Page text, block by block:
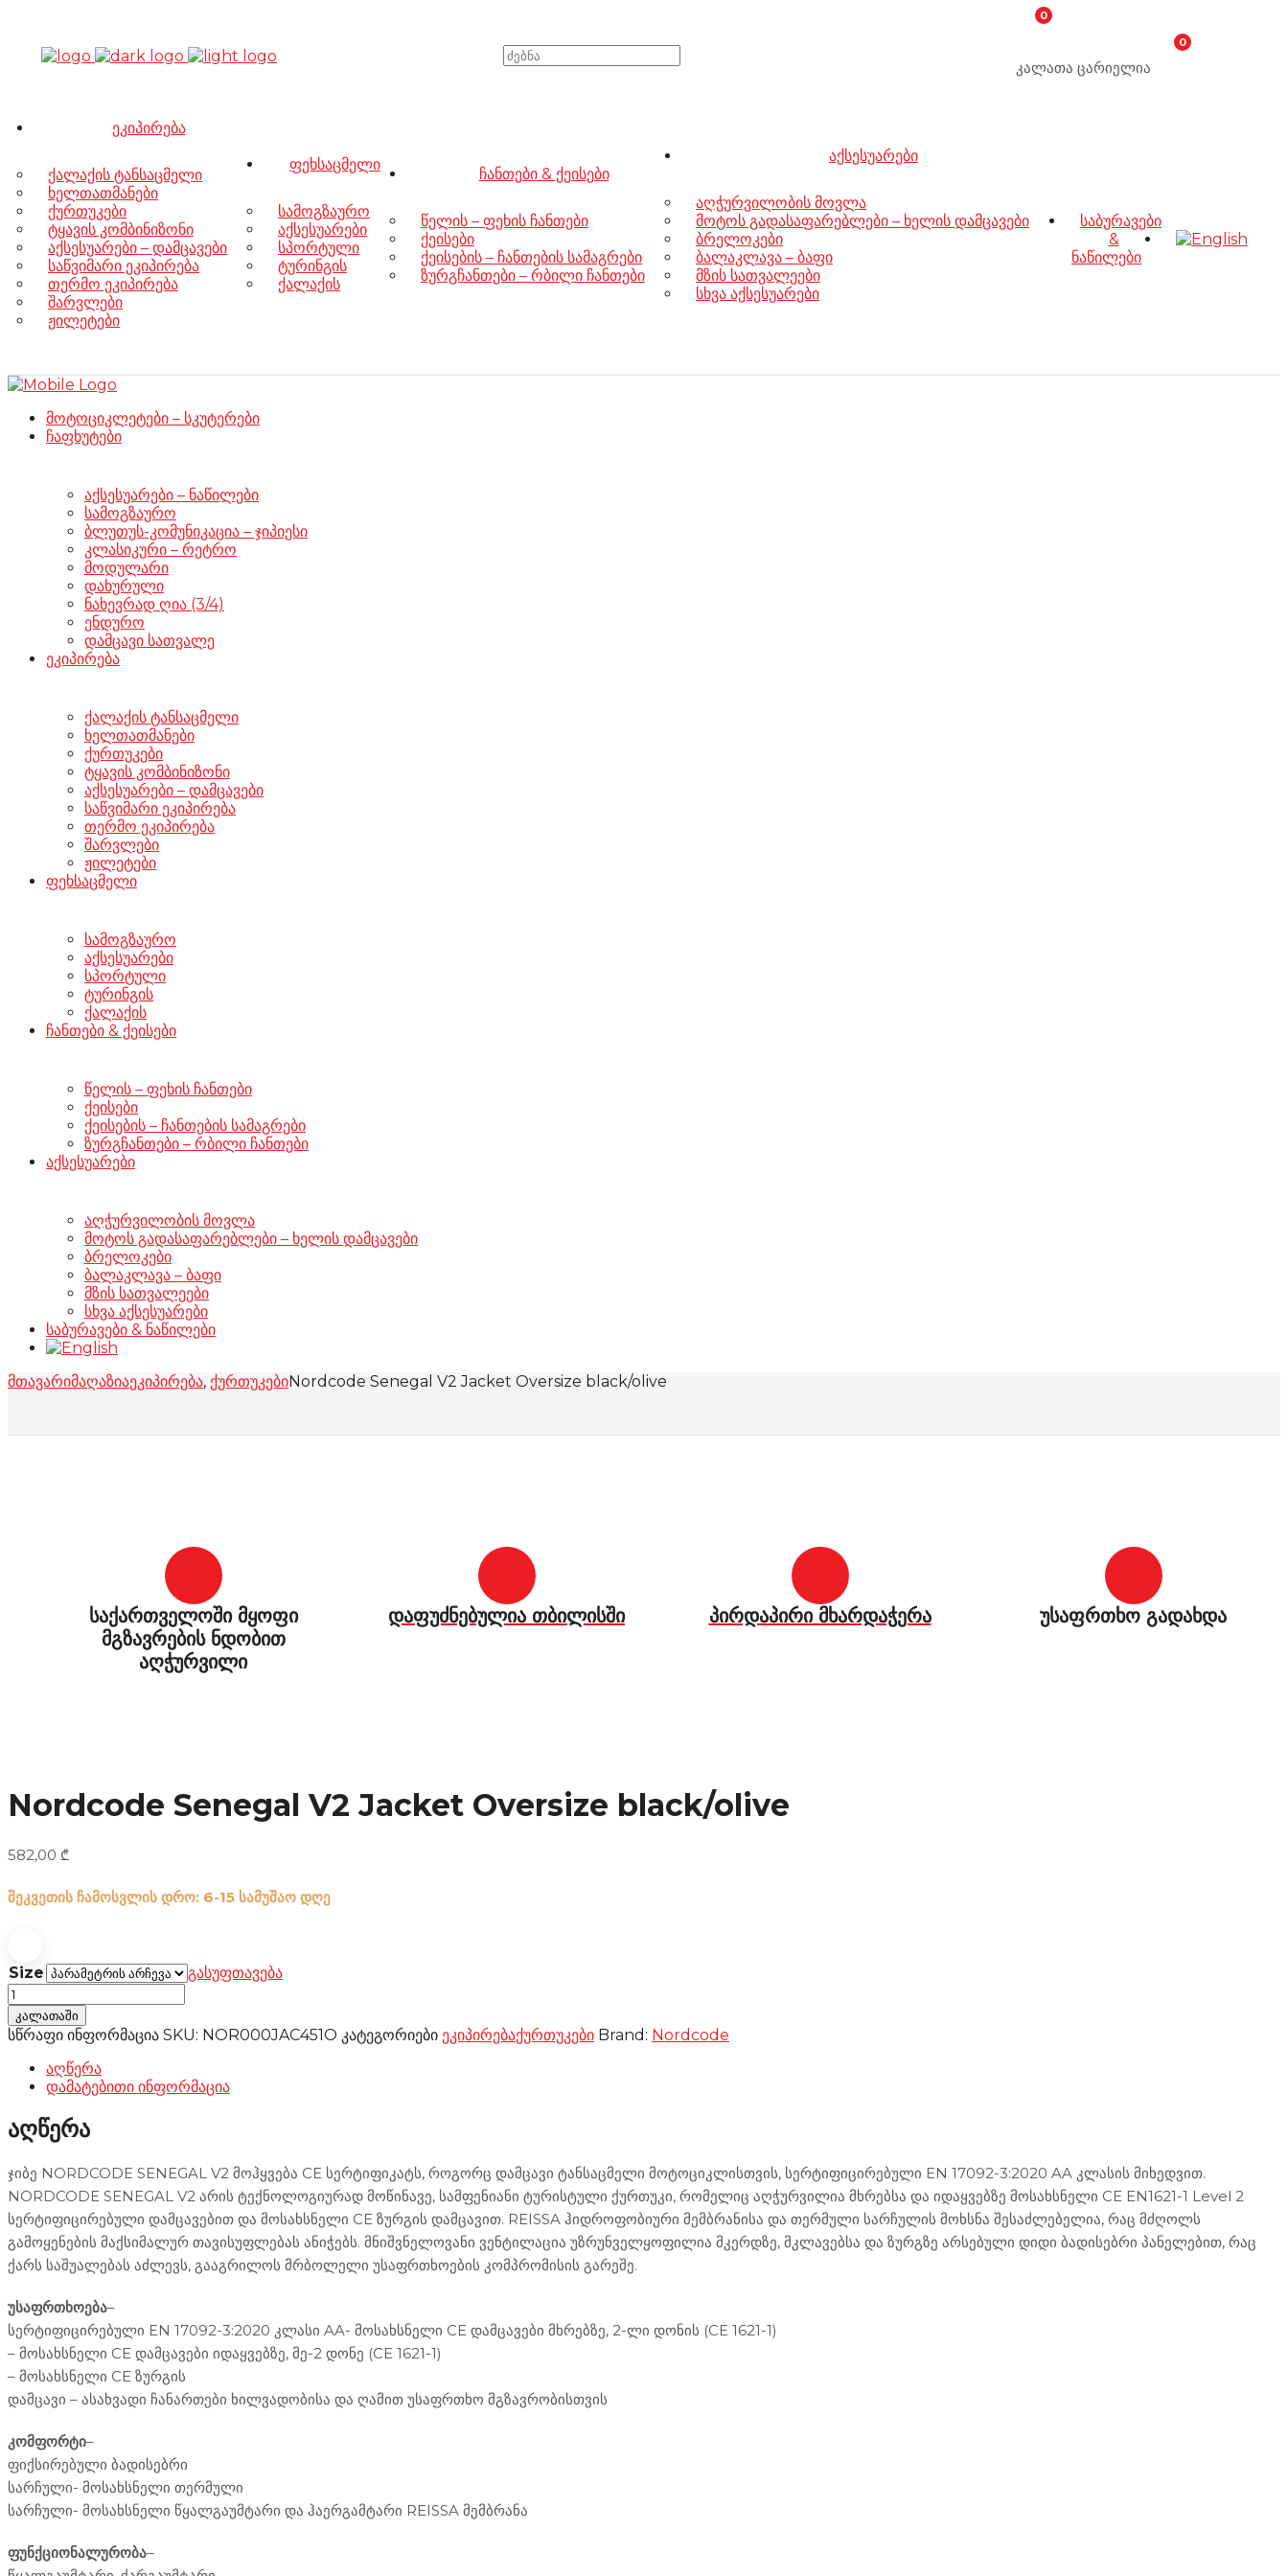
0
კალათა ცარიელია
0
ეკიპირება
ქალაქის ტანსაცმელი
ხელთათმანები
ქურთუკები
ტყავის კომბინიზონი
აქსესუარები – დამცავები
საწვიმარი ეკიპირება
თერმო ეკიპირება
შარვლები
ჟილეტები
ფეხსაცმელი
სამოგზაურო
აქსესუარები
სპორტული
ტურინგის
ქალაქის
ჩანთები & ქეისები
წელის – ფეხის ჩანთები
ქეისები
ქეისების – ჩანთების სამაგრები
ზურგჩანთები – რბილი ჩანთები
აქსესუარები
აღჭურვილობის მოვლა
მოტოს გადასაფარებლები – ხელის დამცავები
ბრელოკები
ბალაკლავა – ბაფი
მზის სათვალეები
სხვა აქსესუარები
საბურავები
&
ნაწილები
მოტოციკლეტები – სკუტერები
ჩაფხუტები
აქსესუარები – ნაწილები
სამოგზაურო
ბლუთუს-კომუნიკაცია – ჯიპიესი
კლასიკური – რეტრო
მოდულარი
დახურული
ნახევრად ღია (3/4)
ენდურო
დამცავი სათვალე
ეკიპირება
ქალაქის ტანსაცმელი
ხელთათმანები
ქურთუკები
ტყავის კომბინიზონი
აქსესუარები – დამცავები
საწვიმარი ეკიპირება
თერმო ეკიპირება
შარვლები
ჟილეტები
ფეხსაცმელი
სამოგზაურო
აქსესუარები
სპორტული
ტურინგის
ქალაქის
ჩანთები & ქეისები
წელის – ფეხის ჩანთები
ქეისები
ქეისების – ჩანთების სამაგრები
ზურგჩანთები – რბილი ჩანთები
აქსესუარები
აღჭურვილობის მოვლა
მოტოს გადასაფარებლები – ხელის დამცავები
ბრელოკები
ბალაკლავა – ბაფი
მზის სათვალეები
სხვა აქსესუარები
საბურავები & ნაწილები
მთავარიმაღაზიაეკიპირება, ქურთუკებიNordcode Senegal V2 Jacket Oversize black/olive
საქართველოში მყოფი
მგზავრების ნდობით
აღჭურვილი
დაფუძნებულია თბილისში პირდაპირი მხარდაჭერა უსაფრთხო გადახდა
Nordcode Senegal V2 Jacket Oversize black/olive
582,00 ₾
შეკვეთის ჩამოსვლის დრო: 6-15 სამუშაო დღე
Size
გასუფთავება
Nordcode
Senegal
V2
Jacket
Oversize
black/olive
რაოდენობა
კალათაში
სწრაფი ინფორმაცია SKU: NOR000JAC451O კატეგორიები ეკიპირებაქურთუკები Brand: Nordcode
აღწერა
დამატებითი ინფორმაცია
აღწერა
ჯიბე NORDCODE SENEGAL V2 მოჰყვება CE სერტიფიკატს, როგორც დამცავი ტანსაცმელი მოტოციკლისთვის, სერტიფიცირებული EN 17092-3:2020 AA კლასის მიხედვით.
NORDCODE SENEGAL V2 არის ტექნოლოგიურად მოწინავე, სამფენიანი ტურისტული ქურთუკი, რომელიც აღჭურვილია მხრებსა და იდაყვებზე მოსახსნელი CE EN1621-1 Level 2
სერტიფიცირებული დამცავებით და მოსახსნელი CE ზურგის დამცავით. REISSA ჰიდროფობიური მემბრანისა და თერმული სარჩულის მოხსნა შესაძლებელია, რაც მძღოლს
გამოყენების მაქსიმალურ თავისუფლებას ანიჭებს. მნიშვნელოვანი ვენტილაცია უზრუნველყოფილია მკერდზე, მკლავებსა და ზურგზე არსებული დიდი ბადისებრი პანელებით, რაც
ქარს საშუალებას აძლევს, გააგრილოს მრბოლელი უსაფრთხოების კომპრომისის გარეშე.
უსაფრთხოება–
სერტიფიცირებული EN 17092-3:2020 კლასი AA- მოსახსნელი CE დამცავები მხრებზე, 2-ლი დონის (CE 1621-1)
– მოსახსნელი CE დამცავები იდაყვებზე, მე-2 დონე (CE 1621-1)
– მოსახსნელი CE ზურგის
დამცავი – ასახვადი ჩანართები ხილვადობისა და ღამით უსაფრთხო მგზავრობისთვის
კომფორტი–
ფიქსირებული ბადისებრი
სარჩული- მოსახსნელი თერმული
სარჩული- მოსახსნელი წყალგაუმტარი და ჰაერგამტარი REISSA მემბრანა
ფუნქციონალურობა–